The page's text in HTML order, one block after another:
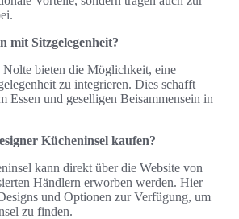
mit Sitzgelegenheit?
Nolte bieten die Möglichkeit, eine
zu integrieren. Dies schafft
Essen und geselligen Beisammensein in
Kücheninsel kaufen?
kann direkt über die Website von
Händlern erworben werden. Hier
und Optionen zur Verfügung, um
zu finden.